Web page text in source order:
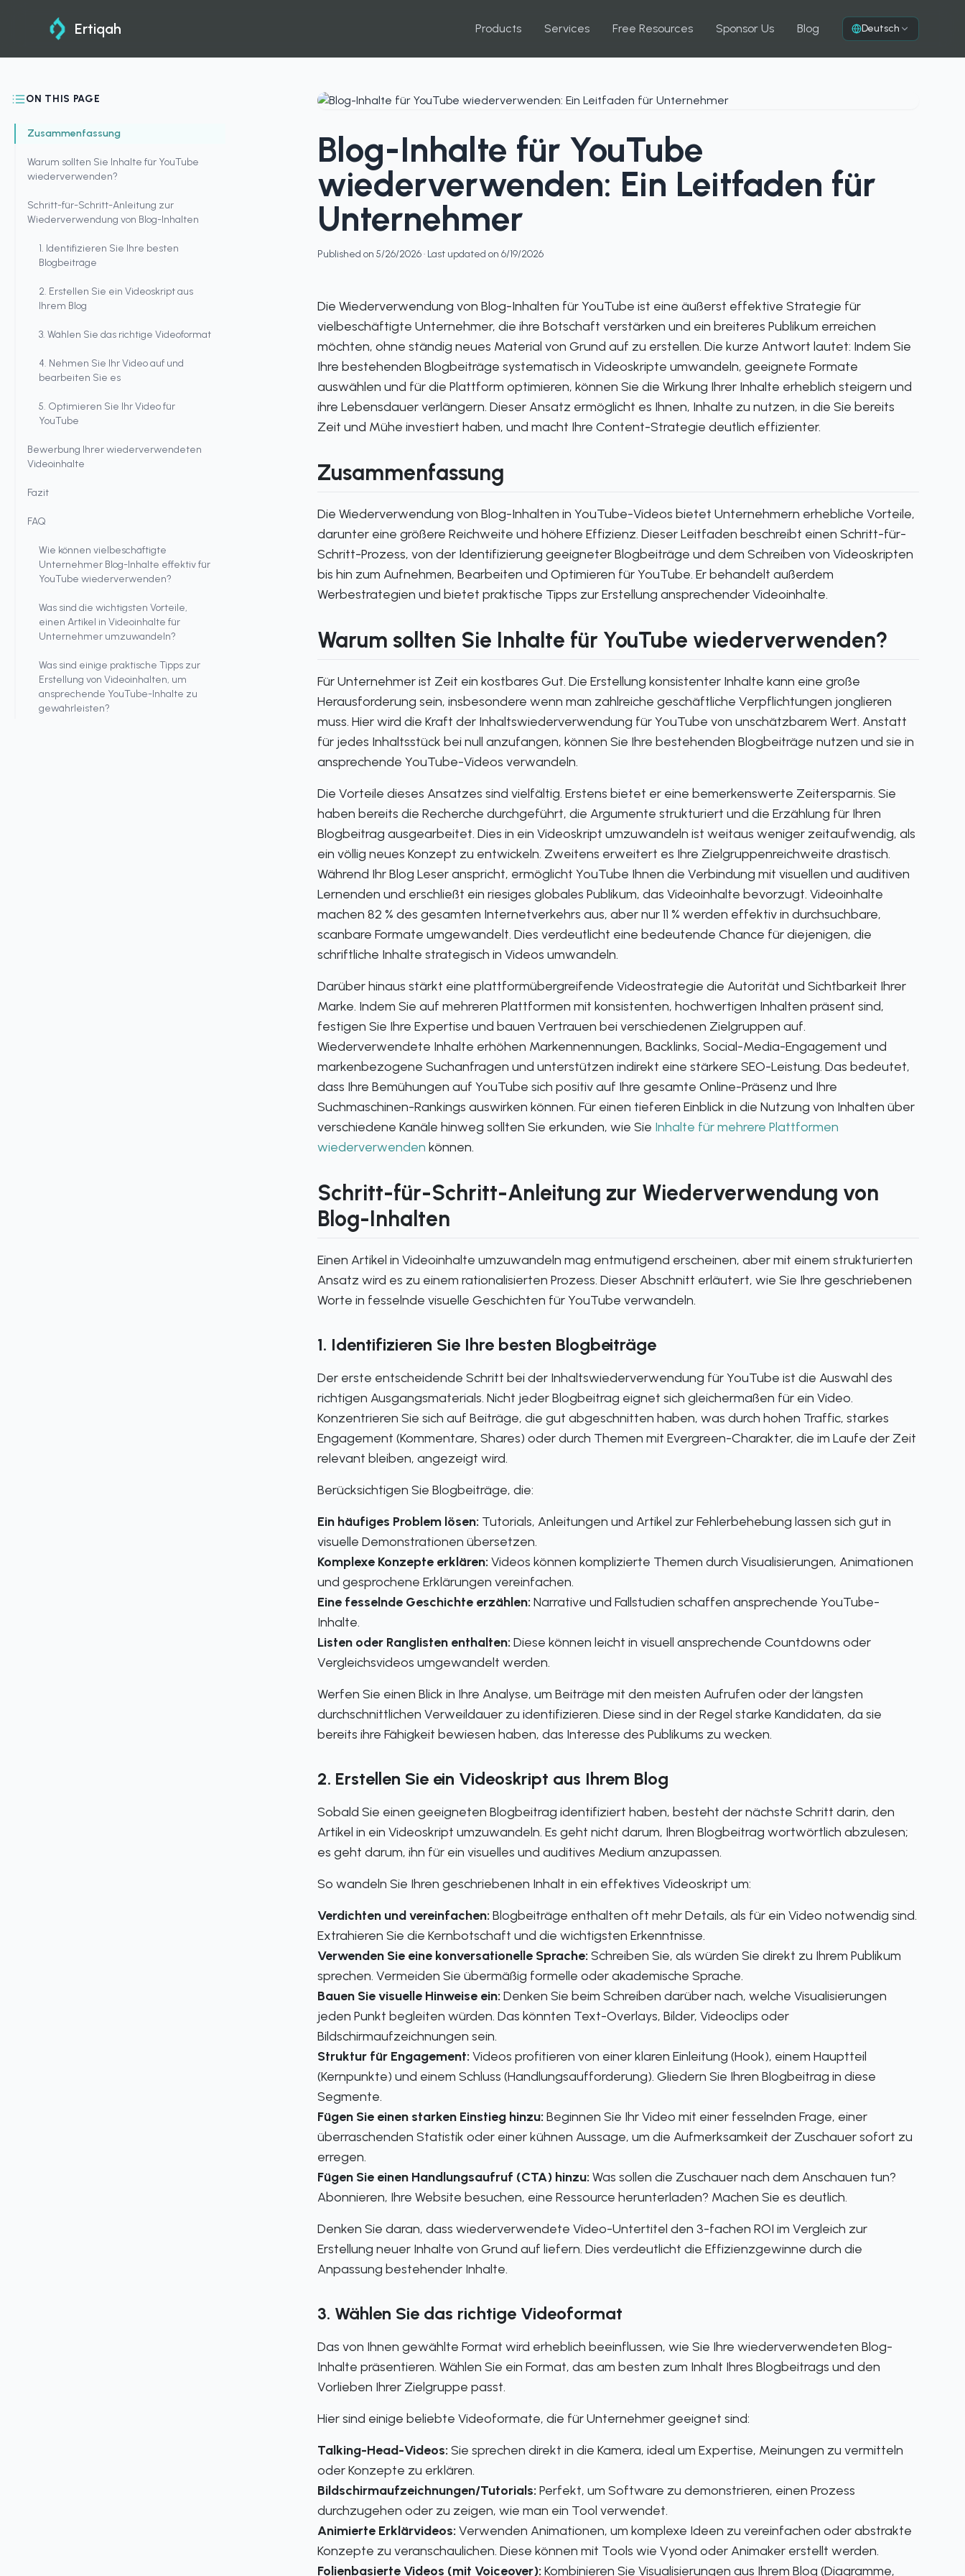
Ertiqah Products Services Free Resources Sponsor Us Blog Deutsch
ON THIS PAGE
Zusammenfassung
Warum sollten Sie Inhalte für YouTube
wiederverwenden?
Schritt-für-Schritt-Anleitung zur
Wiederverwendung von Blog-Inhalten
1. Identifizieren Sie Ihre besten
Blogbeiträge
2. Erstellen Sie ein Videoskript aus
Ihrem Blog
3. Wählen Sie das richtige Videoformat
4. Nehmen Sie Ihr Video auf und
bearbeiten Sie es
5. Optimieren Sie Ihr Video für
YouTube
Bewerbung Ihrer wiederverwendeten
Videoinhalte
Fazit
FAQ
Wie können vielbeschäftigte
Unternehmer Blog-Inhalte effektiv für
YouTube wiederverwenden?
Was sind die wichtigsten Vorteile,
einen Artikel in Videoinhalte für
Unternehmer umzuwandeln?
Was sind einige praktische Tipps zur
Erstellung von Videoinhalten, um
ansprechende YouTube-Inhalte zu
gewährleisten?
Blog-Inhalte für YouTube
wiederverwenden: Ein Leitfaden für
Unternehmer
Published on 5/26/2026· Last updated on 6/19/2026
Die Wiederverwendung von Blog-Inhalten für YouTube ist eine äußerst effektive Strategie für
vielbeschäftigte Unternehmer, die ihre Botschaft verstärken und ein breiteres Publikum erreichen
möchten, ohne ständig neues Material von Grund auf zu erstellen. Die kurze Antwort lautet: Indem Sie
Ihre bestehenden Blogbeiträge systematisch in Videoskripte umwandeln, geeignete Formate
auswählen und für die Plattform optimieren, können Sie die Wirkung Ihrer Inhalte erheblich steigern und
ihre Lebensdauer verlängern. Dieser Ansatz ermöglicht es Ihnen, Inhalte zu nutzen, in die Sie bereits
Zeit und Mühe investiert haben, und macht Ihre Content-Strategie deutlich effizienter.
Zusammenfassung
Die Wiederverwendung von Blog-Inhalten in YouTube-Videos bietet Unternehmern erhebliche Vorteile,
darunter eine größere Reichweite und höhere Effizienz. Dieser Leitfaden beschreibt einen Schritt-für-
Schritt-Prozess, von der Identifizierung geeigneter Blogbeiträge und dem Schreiben von Videoskripten
bis hin zum Aufnehmen, Bearbeiten und Optimieren für YouTube. Er behandelt außerdem
Werbestrategien und bietet praktische Tipps zur Erstellung ansprechender Videoinhalte.
Warum sollten Sie Inhalte für YouTube wiederverwenden?
Für Unternehmer ist Zeit ein kostbares Gut. Die Erstellung konsistenter Inhalte kann eine große
Herausforderung sein, insbesondere wenn man zahlreiche geschäftliche Verpflichtungen jonglieren
muss. Hier wird die Kraft der Inhaltswiederverwendung für YouTube von unschätzbarem Wert. Anstatt
für jedes Inhaltsstück bei null anzufangen, können Sie Ihre bestehenden Blogbeiträge nutzen und sie in
ansprechende YouTube-Videos verwandeln.
Die Vorteile dieses Ansatzes sind vielfältig. Erstens bietet er eine bemerkenswerte Zeitersparnis. Sie
haben bereits die Recherche durchgeführt, die Argumente strukturiert und die Erzählung für Ihren
Blogbeitrag ausgearbeitet. Dies in ein Videoskript umzuwandeln ist weitaus weniger zeitaufwendig, als
ein völlig neues Konzept zu entwickeln. Zweitens erweitert es Ihre Zielgruppenreichweite drastisch.
Während Ihr Blog Leser anspricht, ermöglicht YouTube Ihnen die Verbindung mit visuellen und auditiven
Lernenden und erschließt ein riesiges globales Publikum, das Videoinhalte bevorzugt. Videoinhalte
machen 82 % des gesamten Internetverkehrs aus, aber nur 11 % werden effektiv in durchsuchbare,
scanbare Formate umgewandelt. Dies verdeutlicht eine bedeutende Chance für diejenigen, die
schriftliche Inhalte strategisch in Videos umwandeln.
Darüber hinaus stärkt eine plattformübergreifende Videostrategie die Autorität und Sichtbarkeit Ihrer
Marke. Indem Sie auf mehreren Plattformen mit konsistenten, hochwertigen Inhalten präsent sind,
festigen Sie Ihre Expertise und bauen Vertrauen bei verschiedenen Zielgruppen auf.
Wiederverwendete Inhalte erhöhen Markennennungen, Backlinks, Social-Media-Engagement und
markenbezogene Suchanfragen und unterstützen indirekt eine stärkere SEO-Leistung. Das bedeutet,
dass Ihre Bemühungen auf YouTube sich positiv auf Ihre gesamte Online-Präsenz und Ihre
Suchmaschinen-Rankings auswirken können. Für einen tieferen Einblick in die Nutzung von Inhalten über
verschiedene Kanäle hinweg sollten Sie erkunden, wie Sie Inhalte für mehrere Plattformen
wiederverwenden können.
Schritt-für-Schritt-Anleitung zur Wiederverwendung von
Blog-Inhalten
Einen Artikel in Videoinhalte umzuwandeln mag entmutigend erscheinen, aber mit einem strukturierten
Ansatz wird es zu einem rationalisierten Prozess. Dieser Abschnitt erläutert, wie Sie Ihre geschriebenen
Worte in fesselnde visuelle Geschichten für YouTube verwandeln.
1. Identifizieren Sie Ihre besten Blogbeiträge
Der erste entscheidende Schritt bei der Inhaltswiederverwendung für YouTube ist die Auswahl des
richtigen Ausgangsmaterials. Nicht jeder Blogbeitrag eignet sich gleichermaßen für ein Video.
Konzentrieren Sie sich auf Beiträge, die gut abgeschnitten haben, was durch hohen Traffic, starkes
Engagement (Kommentare, Shares) oder durch Themen mit Evergreen-Charakter, die im Laufe der Zeit
relevant bleiben, angezeigt wird.
Berücksichtigen Sie Blogbeiträge, die:
Ein häufiges Problem lösen: Tutorials, Anleitungen und Artikel zur Fehlerbehebung lassen sich gut in
visuelle Demonstrationen übersetzen.
Komplexe Konzepte erklären: Videos können komplizierte Themen durch Visualisierungen, Animationen
und gesprochene Erklärungen vereinfachen.
Eine fesselnde Geschichte erzählen: Narrative und Fallstudien schaffen ansprechende YouTube-
Inhalte.
Listen oder Ranglisten enthalten: Diese können leicht in visuell ansprechende Countdowns oder
Vergleichsvideos umgewandelt werden.
Werfen Sie einen Blick in Ihre Analyse, um Beiträge mit den meisten Aufrufen oder der längsten
durchschnittlichen Verweildauer zu identifizieren. Diese sind in der Regel starke Kandidaten, da sie
bereits ihre Fähigkeit bewiesen haben, das Interesse des Publikums zu wecken.
2. Erstellen Sie ein Videoskript aus Ihrem Blog
Sobald Sie einen geeigneten Blogbeitrag identifiziert haben, besteht der nächste Schritt darin, den
Artikel in ein Videoskript umzuwandeln. Es geht nicht darum, Ihren Blogbeitrag wortwörtlich abzulesen;
es geht darum, ihn für ein visuelles und auditives Medium anzupassen.
So wandeln Sie Ihren geschriebenen Inhalt in ein effektives Videoskript um:
Verdichten und vereinfachen: Blogbeiträge enthalten oft mehr Details, als für ein Video notwendig sind.
Extrahieren Sie die Kernbotschaft und die wichtigsten Erkenntnisse.
Verwenden Sie eine konversationelle Sprache: Schreiben Sie, als würden Sie direkt zu Ihrem Publikum
sprechen. Vermeiden Sie übermäßig formelle oder akademische Sprache.
Bauen Sie visuelle Hinweise ein: Denken Sie beim Schreiben darüber nach, welche Visualisierungen
jeden Punkt begleiten würden. Das könnten Text-Overlays, Bilder, Videoclips oder
Bildschirmaufzeichnungen sein.
Struktur für Engagement: Videos profitieren von einer klaren Einleitung (Hook), einem Hauptteil
(Kernpunkte) und einem Schluss (Handlungsaufforderung). Gliedern Sie Ihren Blogbeitrag in diese
Segmente.
Fügen Sie einen starken Einstieg hinzu: Beginnen Sie Ihr Video mit einer fesselnden Frage, einer
überraschenden Statistik oder einer kühnen Aussage, um die Aufmerksamkeit der Zuschauer sofort zu
erregen.
Fügen Sie einen Handlungsaufruf (CTA) hinzu: Was sollen die Zuschauer nach dem Anschauen tun?
Abonnieren, Ihre Website besuchen, eine Ressource herunterladen? Machen Sie es deutlich.
Denken Sie daran, dass wiederverwendete Video-Untertitel den 3-fachen ROI im Vergleich zur
Erstellung neuer Inhalte von Grund auf liefern. Dies verdeutlicht die Effizienzgewinne durch die
Anpassung bestehender Inhalte.
3. Wählen Sie das richtige Videoformat
Das von Ihnen gewählte Format wird erheblich beeinflussen, wie Sie Ihre wiederverwendeten Blog-
Inhalte präsentieren. Wählen Sie ein Format, das am besten zum Inhalt Ihres Blogbeitrags und den
Vorlieben Ihrer Zielgruppe passt.
Hier sind einige beliebte Videoformate, die für Unternehmer geeignet sind:
Talking-Head-Videos: Sie sprechen direkt in die Kamera, ideal um Expertise, Meinungen zu vermitteln
oder Konzepte zu erklären.
Bildschirmaufzeichnungen/Tutorials: Perfekt, um Software zu demonstrieren, einen Prozess
durchzugehen oder zu zeigen, wie man ein Tool verwendet.
Animierte Erklärvideos: Verwenden Animationen, um komplexe Ideen zu vereinfachen oder abstrakte
Konzepte zu veranschaulichen. Diese können mit Tools wie Vyond oder Animaker erstellt werden.
Folienbasierte Videos (mit Voiceover): Kombinieren Sie Visualisierungen aus Ihrem Blog (Diagramme,